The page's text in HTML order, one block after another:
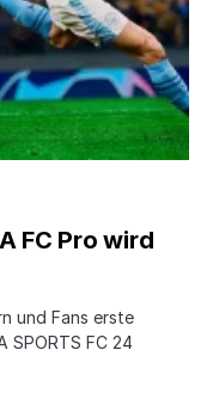
FC Pro wird
und Fans erste
SPORTS FC 24